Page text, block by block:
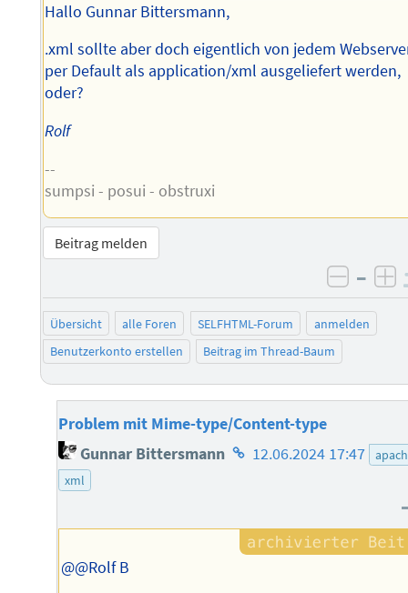
Hallo Gunnar Bittersmann,
.xml sollte aber doch eigentlich von jedem
per Default als application/xml ausgeliefert werden,
oder?
Rolf
--
sumpsi - posui - obstruxi
Beitrag melden
–
Übersicht alle Foren SELFHTML-Forum
anmelden
Benutzerkonto erstellen
Beitrag im Thread-Baum
Problem mit Mime-type/Content-type
Gunnar Bittersmann Homepage
12.06.2024 17:47
xml
@@Rolf B